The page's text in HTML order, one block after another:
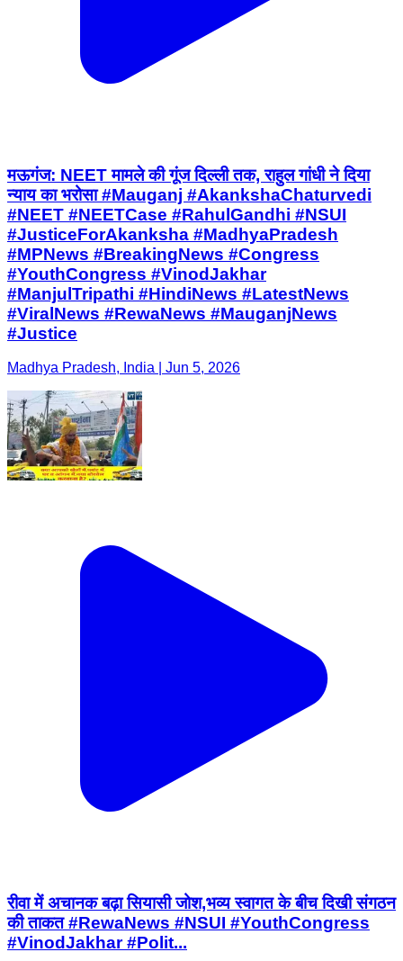
मऊगंज: NEET मामले की गूंज दिल्ली तक, राहुल गांधी ने दिया
न्याय का भरोसा #Mauganj #AkankshaChaturvedi
#NEET #NEETCase #RahulGandhi #NSUI
#JusticeForAkanksha #MadhyaPradesh
#MPNews #BreakingNews #Congress
#YouthCongress #VinodJakhar
#ManjulTripathi #HindiNews #LatestNews
#ViralNews #RewaNews #MauganjNews
#Justice
Madhya Pradesh, India | Jun 5, 2026
रीवा में अचानक बढ़ा सियासी जोश,भव्य स्वागत के बीच दिखी संगठन
की ताकत #RewaNews #NSUI #YouthCongress
#VinodJakhar #Polit...